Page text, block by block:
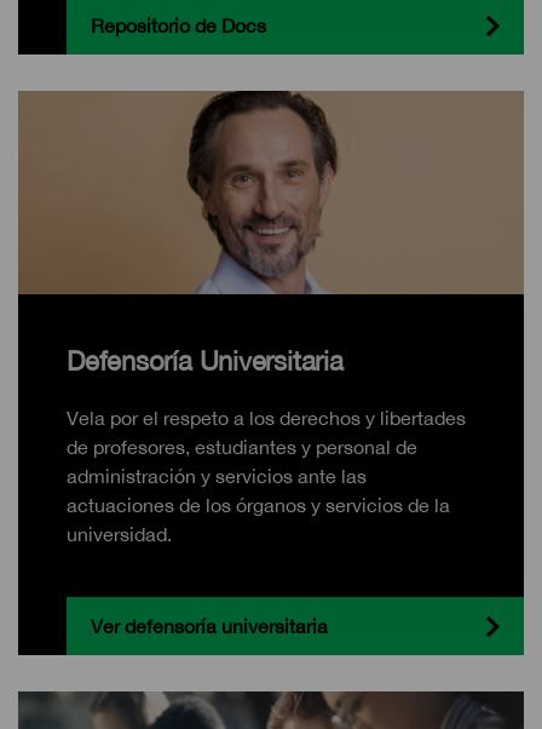
Repositorio de Docs
Defensoría Universitaria
Vela por el respeto a los derechos y libertades
de profesores, estudiantes y personal de
administración y servicios ante las
actuaciones de los órganos y servicios de la
universidad.
Ver defensoría universitaria